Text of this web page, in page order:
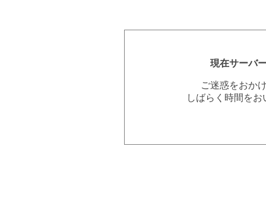
現在サーバ
ご迷惑をおか
しばらく時間を